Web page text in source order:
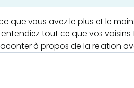
que vous avez le plus et le
tout ce que vos
à propos de la relation